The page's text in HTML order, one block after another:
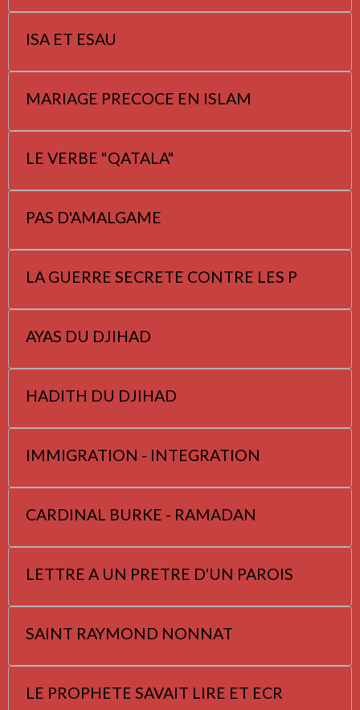
ISA ET ESAU
MARIAGE PRECOCE EN ISLAM
LE VERBE "QATALA"
PAS D'AMALGAME
LA GUERRE SECRETE CONTRE LES P
AYAS DU DJIHAD
HADITH DU DJIHAD
IMMIGRATION - INTEGRATION
CARDINAL BURKE - RAMADAN
LETTRE A UN PRETRE D'UN PAROIS
SAINT RAYMOND NONNAT
LE PROPHETE SAVAIT LIRE ET ECR